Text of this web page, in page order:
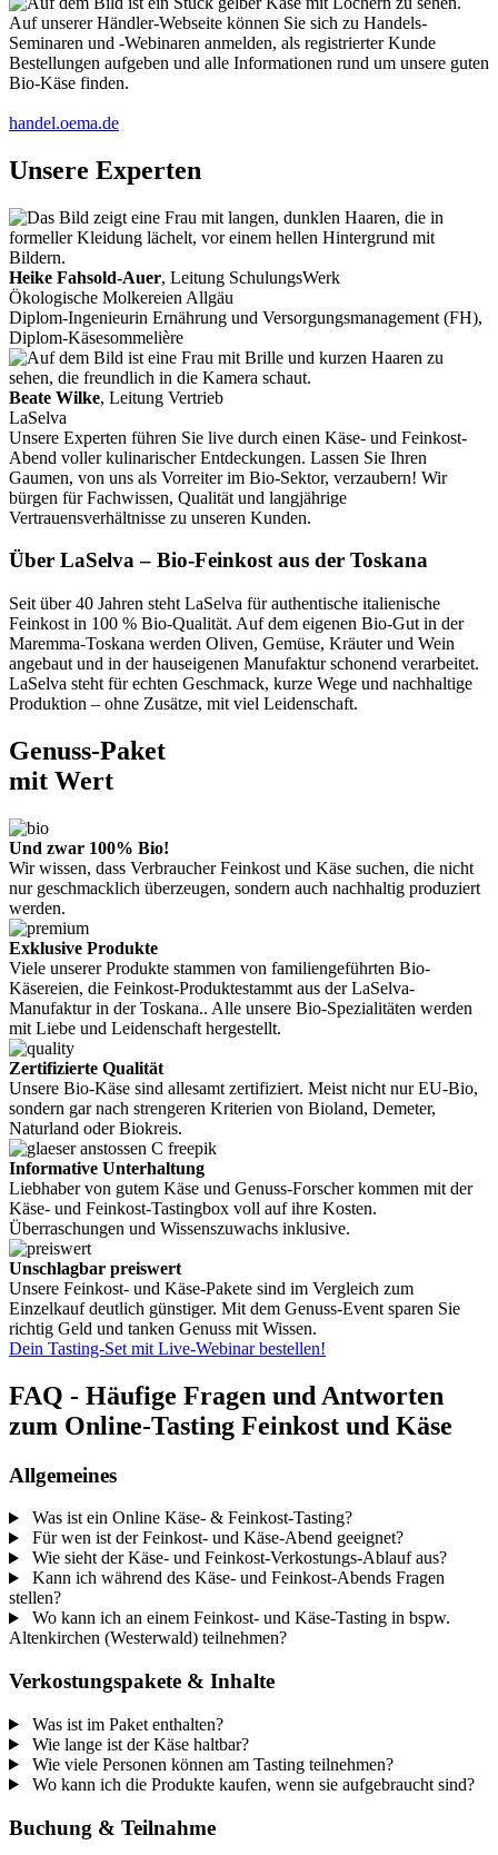
Auf unserer Händler-Webseite können Sie sich zu Handels-
Seminaren und -Webinaren anmelden, als registrierter Kunde
Bestellungen aufgeben und alle Informationen rund um unsere guten
Bio-Käse finden.
handel.oema.de
Unsere Experten
Heike Fahsold-Auer, Leitung SchulungsWerk
Ökologische Molkereien Allgäu
Diplom-Ingenieurin Ernährung und Versorgungsmanagement (FH),
Diplom-Käsesommelière
Beate Wilke, Leitung Vertrieb
LaSelva
Unsere Experten führen Sie live durch einen Käse- und Feinkost-
Abend voller kulinarischer Entdeckungen. Lassen Sie Ihren
Gaumen, von uns als Vorreiter im Bio-Sektor, verzaubern! Wir
bürgen für Fachwissen, Qualität und langjährige
Vertrauensverhältnisse zu unseren Kunden.
Über LaSelva – Bio-Feinkost aus der Toskana
Seit über 40 Jahren steht LaSelva für authentische italienische
Feinkost in 100 % Bio-Qualität. Auf dem eigenen Bio-Gut in der
Maremma-Toskana werden Oliven, Gemüse, Kräuter und Wein
angebaut und in der hauseigenen Manufaktur schonend verarbeitet.
LaSelva steht für echten Geschmack, kurze Wege und nachhaltige
Produktion – ohne Zusätze, mit viel Leidenschaft.
Genuss-Paket
mit Wert
Und zwar 100% Bio!
Wir wissen, dass Verbraucher Feinkost und Käse suchen, die nicht
nur geschmacklich überzeugen, sondern auch nachhaltig produziert
werden.
Exklusive Produkte
Viele unserer Produkte stammen von familiengeführten Bio-
Käsereien, die Feinkost-Produktestammt aus der LaSelva-
Manufaktur in der Toskana.. Alle unsere Bio-Spezialitäten werden
mit Liebe und Leidenschaft hergestellt.
Zertifizierte Qualität
Unsere Bio-Käse sind allesamt zertifiziert. Meist nicht nur EU-Bio,
sondern gar nach strengeren Kriterien von Bioland, Demeter,
Naturland oder Biokreis.
Informative Unterhaltung
Liebhaber von gutem Käse und Genuss-Forscher kommen mit der
Käse- und Feinkost-Tastingbox voll auf ihre Kosten.
Überraschungen und Wissenszuwachs inklusive.
Unschlagbar preiswert
Unsere Feinkost- und Käse-Pakete sind im Vergleich zum
Einzelkauf deutlich günstiger. Mit dem Genuss-Event sparen Sie
richtig Geld und tanken Genuss mit Wissen.
Dein Tasting-Set mit Live-Webinar bestellen!
FAQ - Häufige Fragen und Antworten
zum Online-Tasting Feinkost und Käse
Allgemeines
Was ist ein Online Käse- & Feinkost-Tasting?
Für wen ist der Feinkost- und Käse-Abend geeignet?
Wie sieht der Käse- und Feinkost-Verkostungs-Ablauf aus?
Kann ich während des Käse- und Feinkost-Abends Fragen
stellen?
Wo kann ich an einem Feinkost- und Käse-Tasting in bspw.
Altenkirchen (Westerwald) teilnehmen?
Verkostungspakete & Inhalte
Was ist im Paket enthalten?
Wie lange ist der Käse haltbar?
Wie viele Personen können am Tasting teilnehmen?
Wo kann ich die Produkte kaufen, wenn sie aufgebraucht sind?
Buchung & Teilnahme